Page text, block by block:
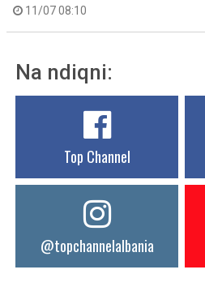
11/07 08:10
Na ndiqni:
Top Channel
@topchannelalbania